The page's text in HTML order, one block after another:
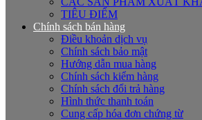
TIÊU ĐIỂM
Chính sách bán hàng
Điều khoản dịch vụ
Chính sách bảo mật
Hướng dẫn mua hàng
Chính sách kiểm hàng
Chính sách đổi trả hàng
Hình thức thanh toán
Cung cấp hóa đơn chứng từ